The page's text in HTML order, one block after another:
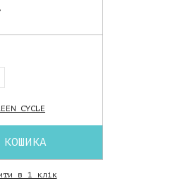
CYCLE
в 1 клік